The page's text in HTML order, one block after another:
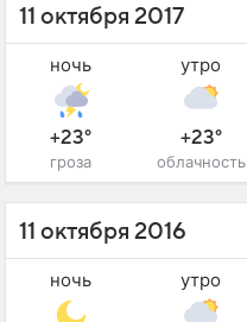
11 октября 2017
ночь
+23°
гроза
утро
+23°
облачность
11 октября 2016
ночь утро